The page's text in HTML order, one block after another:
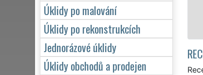
Mám zájem
Úklidy po malování
Úklidy po rekonstrukcích
Jednorázové úklidy
Úklidy obchodů a prodejen